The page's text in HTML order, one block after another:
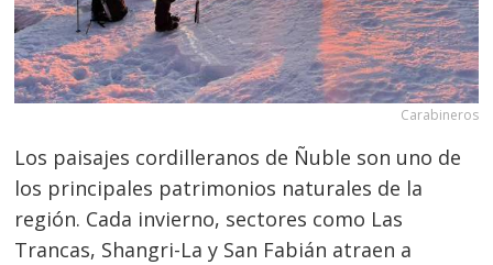
Carabineros
Los paisajes cordilleranos de Ñuble son uno de
los principales patrimonios naturales de la
región. Cada invierno, sectores como Las
Trancas, Shangri-La y San Fabián atraen a